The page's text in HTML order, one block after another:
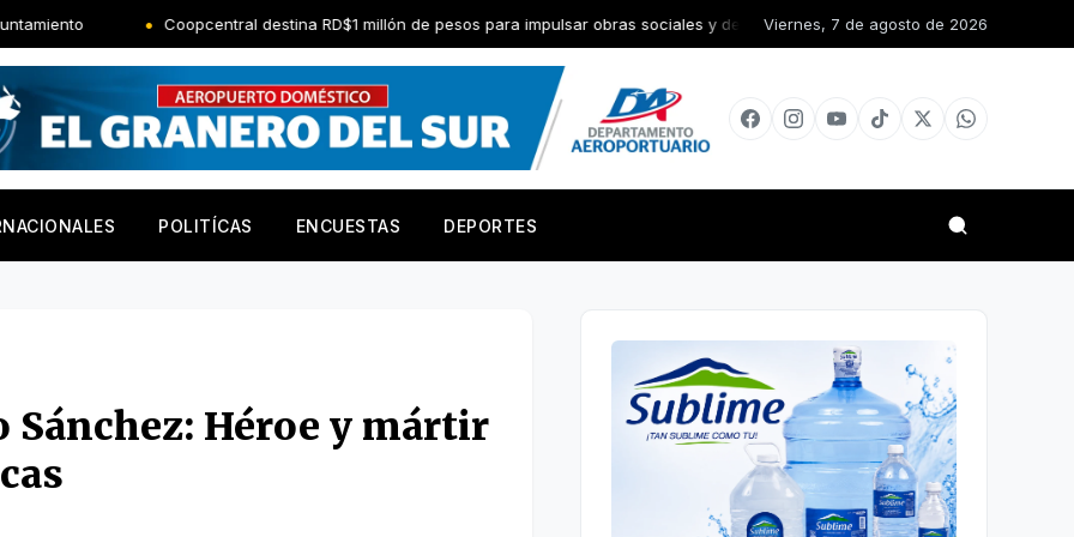
Coopcentral destina RD$1 millón de pesos para impulsar obras sociales y de infraestructura en la Diócesis de San Juan de la Maguana
Viernes, 7 de agosto de 2026
POLITÍCAS ENCUESTAS DEPORTES
Sánchez: Héroe y mártir